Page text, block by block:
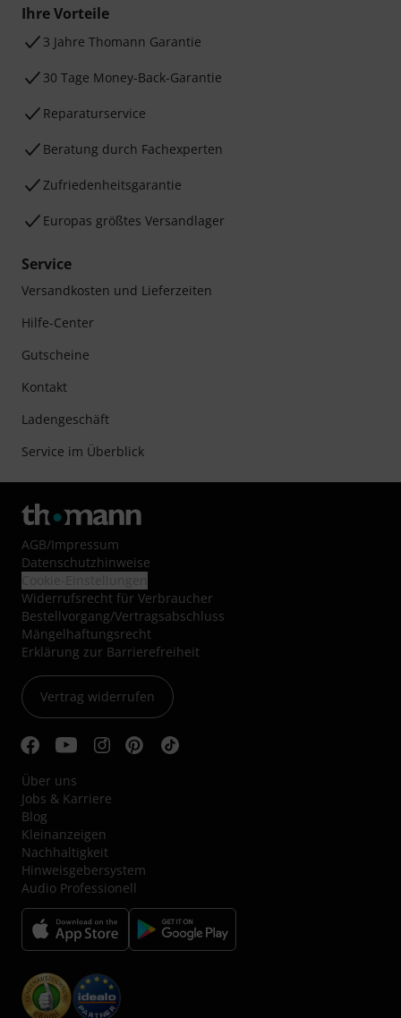
Ihre Vorteile
3 Jahre Thomann Garantie
30 Tage Money-Back-Garantie
Reparaturservice
Beratung durch Fachexperten
Zufriedenheitsgarantie
Europas größtes Versandlager
Service
Versandkosten und Lieferzeiten
Hilfe-Center
Gutscheine
Kontakt
Ladengeschäft
Service im Überblick
AGB/Impressum
Datenschutzhinweise
Widerrufsrecht für Verbraucher
Bestellvorgang/Vertragsabschluss
Mängelhaftungsrecht
Erklärung zur Barrierefreiheit
Vertrag widerrufen
Über uns
Jobs & Karriere
Blog
Kleinanzeigen
Nachhaltigkeit
Hinweisgebersystem
Audio Professionell